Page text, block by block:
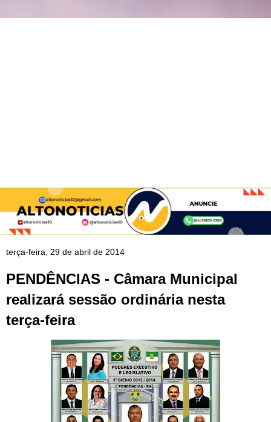
terça-feira, 29 de abril de 2014
PENDÊNCIAS - Câmara Municipal
realizará sessão ordinária nesta
terça-feira